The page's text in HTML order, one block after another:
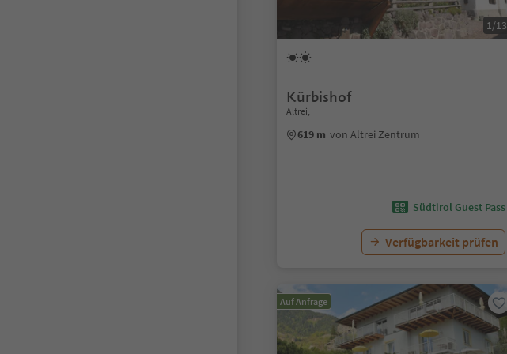
1/13
Kürbishof
Altrei,
619 m von Altrei Zentrum
Südtirol Guest Pass
Verfügbarkeit prüfen
Auf Anfrage